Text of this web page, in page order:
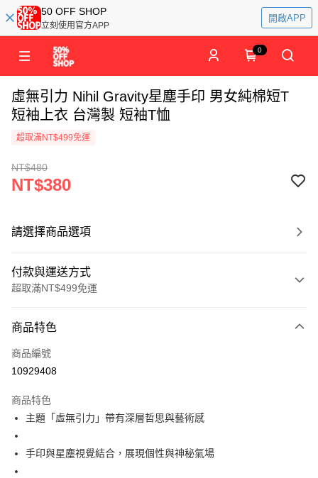
50 OFF SHOP
立刻使用官方APP
開啟APP
0
虛無引力 Nihil Gravity星塵手印 男女純棉短T
短袖上衣 台灣製 短袖T恤
超取滿NT$499免運
NT$480
NT$380
請選擇商品選項
付款與運送方式
超取滿NT$499免運
信用卡一次付款
超商取貨付款
Apple Pay
街口支付
商品特色
商品編號
10929408
商品特色
主題「虛無引力」帶有深層哲思與藝術感
手印與星塵視覺結合，展現個性與神秘氣場